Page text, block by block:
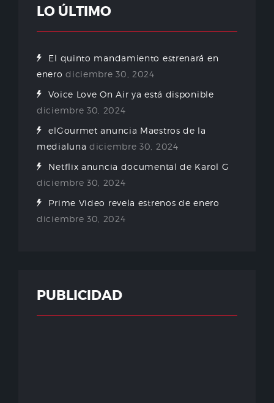
LO ÚLTIMO
El quinto mandamiento estrenará en
enero diciembre 30, 2024
Voice Love On Air ya está disponible
diciembre 30, 2024
elGourmet anuncia Maestros de la
medialuna diciembre 30, 2024
Netflix anuncia documental de Karol G
diciembre 30, 2024
Prime Video revela estrenos de enero
diciembre 30, 2024
PUBLICIDAD